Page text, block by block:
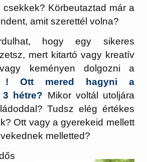
Körbeutaztad már a
amit szerettél volna?
hogy egy sikeres
mert kitartó vagy kreatív
keményen dolgozni a
! Ott mered hagyni a
hétre? Mikor voltál utoljára
Tudsz elég értékes
Ott vagy a gyerekeid mellett
melletted?